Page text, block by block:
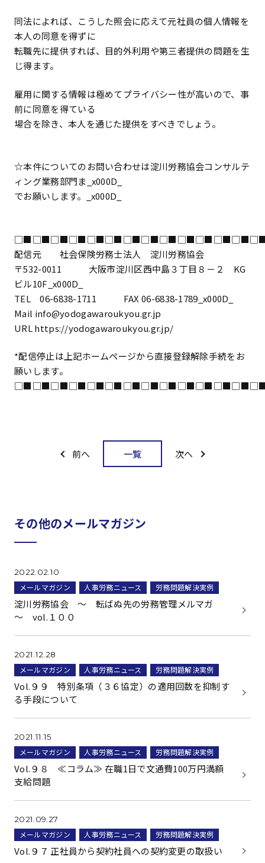
同法によれば、こうした照会に応えて元社員の個人情報を
本人の同意を得ずに
転職先に提供すれば、目的外利用や第三者提供の問題を生
じ得ます。
雇用に関する情報は極めてプライバシー性が高いので、事
前に同意を得ている
場合を除き、本人を通じた提供をすべきでしょう。
☆本件についてのお問い合わせは淀川労務協会コンサルテ
ィング業務部門ま_x000D_
でお願いします。_x000D_
配信元 社会保険労務士法人 淀川労務協会
〒532-0011 大阪市淀川区西中島３丁目８－２ KG
ビル10F_x000D_
TEL 06-6838-1711 FAX 06-6838-1789_x000D_
Mail info@yodogawaroukyou.gr.jp
URL https://yodogawaroukyou.gr.jp/
*配信停止は上記ホームページから直接登録解除手続をお
願いします。
前へ 一覧 次へ
その他のメールマガジン
2022.02.10
メールマガジン 人事労務ニュース 労務問題解決実例
淀川労務協会 ～ 転ばぬ先の労務管理メルマガ
～ vol.１００
2021.12.28
メールマガジン 人事労務ニュース 労務問題解決実例
Vol.９９ 特別条項（３６協定）の適用回数を抑制す
る手段について
2021.11.15
メールマガジン 人事労務ニュース 労務問題解決実例
Vol.９８ ≪コラム≫ 在職1日で文通費100万円満額
支給問題
2021.09.27
メールマガジン 人事労務ニュース 労務問題解決実例
Vol.９７ 正社員から契約社員への契約変更の取扱い